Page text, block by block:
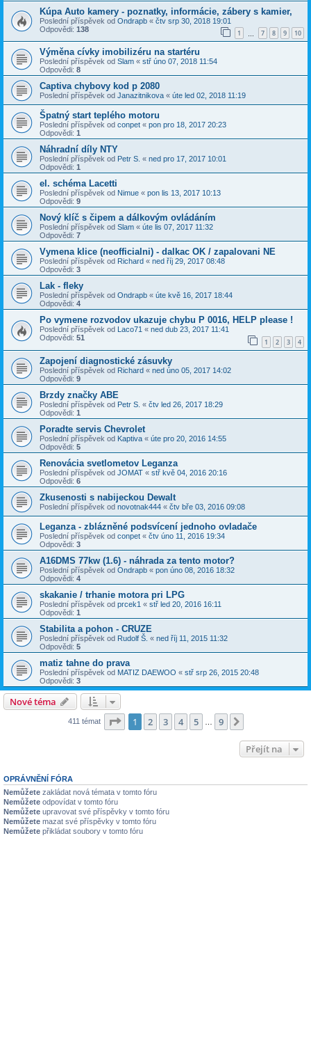
Kúpa Auto kamery - poznatky, informácie, zábery s kamier,
Poslední příspěvek od Ondrapb « čtv srp 30, 2018 19:01
Odpovědi: 138 1 7 8 9 10
Výměna cívky imobilizéru na startéru
Poslední příspěvek od Slam « stř úno 07, 2018 11:54
Odpovědi: 8
Captiva chybovy kod p 2080
Poslední příspěvek od Janazitnikova « úte led 02, 2018 11:19
Špatný start teplého motoru
Poslední příspěvek od conpet « pon pro 18, 2017 20:23
Odpovědi: 1
Náhradní díly NTY
Poslední příspěvek od Petr S. « ned pro 17, 2017 10:01
Odpovědi: 1
el. schéma Lacetti
Poslední příspěvek od Nimue « pon lis 13, 2017 10:13
Odpovědi: 9
Nový klíč s čipem a dálkovým ovládáním
Poslední příspěvek od Slam « úte lis 07, 2017 11:32
Odpovědi: 7
Vymena klice (neofficialni) - dalkac OK / zapalovani NE
Poslední příspěvek od Richard « ned říj 29, 2017 08:48
Odpovědi: 3
Lak - fleky
Poslední příspěvek od Ondrapb « úte kvě 16, 2017 18:44
Odpovědi: 4
Po vymene rozvodov ukazuje chybu P 0016, HELP please !
Poslední příspěvek od Laco71 « ned dub 23, 2017 11:41
Odpovědi: 51 1 2 3 4
Zapojení diagnostické zásuvky
Poslední příspěvek od Richard « ned úno 05, 2017 14:02
Odpovědi: 9
Brzdy značky ABE
Poslední příspěvek od Petr S. « čtv led 26, 2017 18:29
Odpovědi: 1
Poradte servis Chevrolet
Poslední příspěvek od Kaptiva « úte pro 20, 2016 14:55
Odpovědi: 5
Renovácia svetlometov Leganza
Poslední příspěvek od JOMAT « stř kvě 04, 2016 20:16
Odpovědi: 6
Zkusenosti s nabijeckou Dewalt
Poslední příspěvek od novotnak444 « čtv bře 03, 2016 09:08
Leganza - zblázněné podsvícení jednoho ovladače
Poslední příspěvek od conpet « čtv úno 11, 2016 19:34
Odpovědi: 3
A16DMS 77kw (1.6) - náhrada za tento motor?
Poslední příspěvek od Ondrapb « pon úno 08, 2016 18:32
Odpovědi: 4
skakanie / trhanie motora pri LPG
Poslední příspěvek od prcek1 « stř led 20, 2016 16:11
Odpovědi: 1
Stabilita a pohon - CRUZE
Poslední příspěvek od Rudolf Š. « ned říj 11, 2015 11:32
Odpovědi: 5
matiz tahne do prava
Poslední příspěvek od MATIZ DAEWOO « stř srp 26, 2015 20:48
Odpovědi: 3
Nové téma
411 témat Stránka z
1 2 3 4 5 9
Přejít na
OPRÁVNĚNÍ FÓRA
Nemůžete zakládat nová témata v tomto fóru
Nemůžete odpovídat v tomto fóru
Nemůžete upravovat své příspěvky v tomto fóru
Nemůžete mazat své příspěvky v tomto fóru
Nemůžete přikládat soubory v tomto fóru